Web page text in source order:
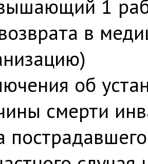
1
в
об
смерти